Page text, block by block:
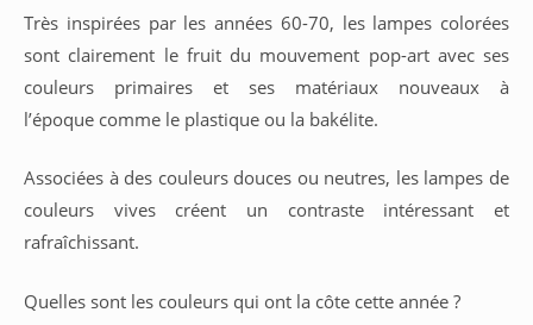
Très inspirées par les années 60-70, les lampes colorées
sont clairement le fruit du mouvement pop-art avec ses
couleurs primaires et ses matériaux nouveaux à
l’époque comme le plastique ou la bakélite.
Associées à des couleurs douces ou neutres, les lampes de
couleurs vives créent un contraste intéressant et
rafraîchissant.
Quelles sont les couleurs qui ont la côte cette année ?